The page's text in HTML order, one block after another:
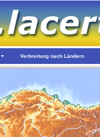
Verbreitung nach Ländern